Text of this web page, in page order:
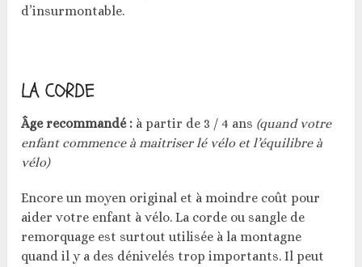
d’insurmontable.
LA CORDE
Âge recommandé : à partir de 3 / 4 ans (quand votre
enfant commence à maitriser lé vélo et l’équilibre à
vélo)
Encore un moyen original et à moindre coût pour
aider votre enfant à vélo. La corde ou sangle de
remorquage est surtout utilisée à la montagne
quand il y a des dénivelés trop importants. Il peut